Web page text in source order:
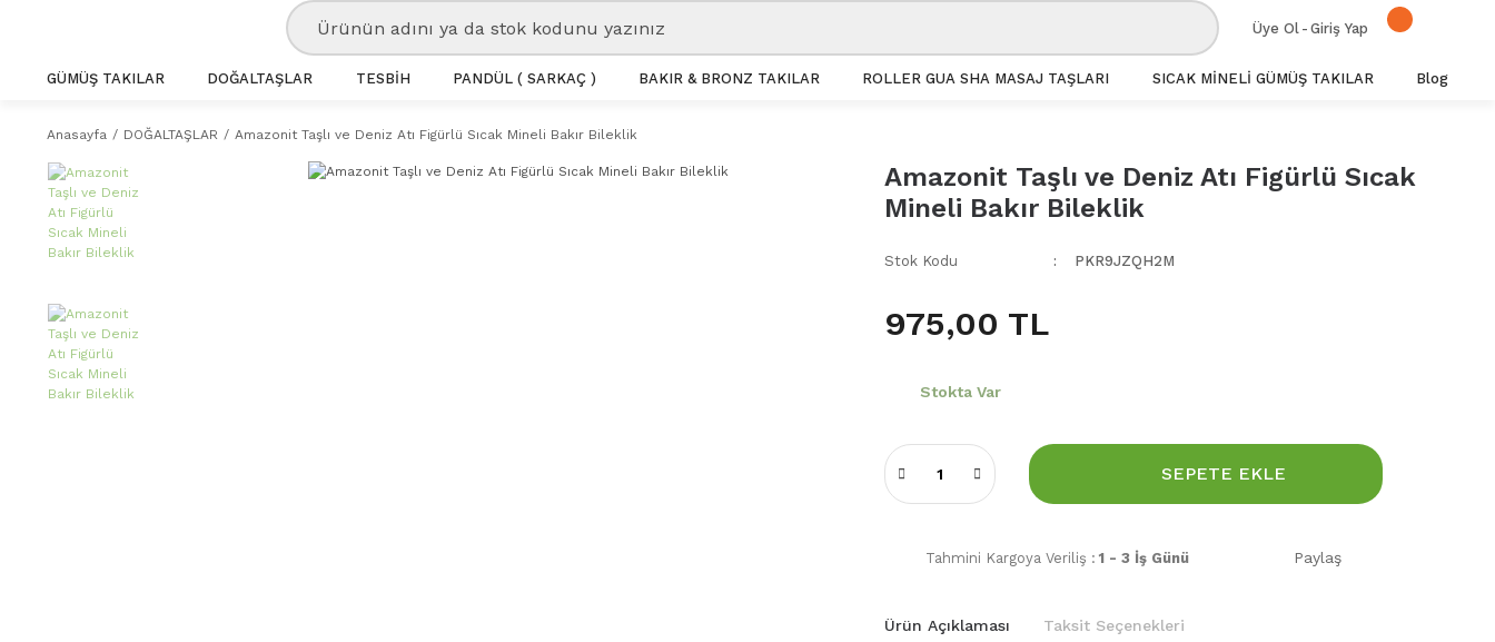
Üye Ol - Giriş Yap
GÜMÜŞ TAKILAR DOĞALTAŞLAR TESBİH PANDÜL ( SARKAÇ ) BAKIR & BRONZ TAKILAR ROLLER GUA SHA MASAJ TAŞLARI SICAK MİNELİ GÜMÜŞ TAKILAR Blog
Anasayfa DOĞALTAŞLAR Amazonit Taşlı ve Deniz Atı Figürlü Sıcak Mineli Bakır Bileklik
Amazonit Taşlı ve Deniz Atı Figürlü Sıcak
Mineli Bakır Bileklik
Stok Kodu PKR9JZQH2M
975,00 TL
Stokta Var
SEPETE EKLE
Tahmini Kargoya Veriliş : 1 - 3 İş Günü Paylaş
Ürün Açıklaması Taksit Seçenekleri